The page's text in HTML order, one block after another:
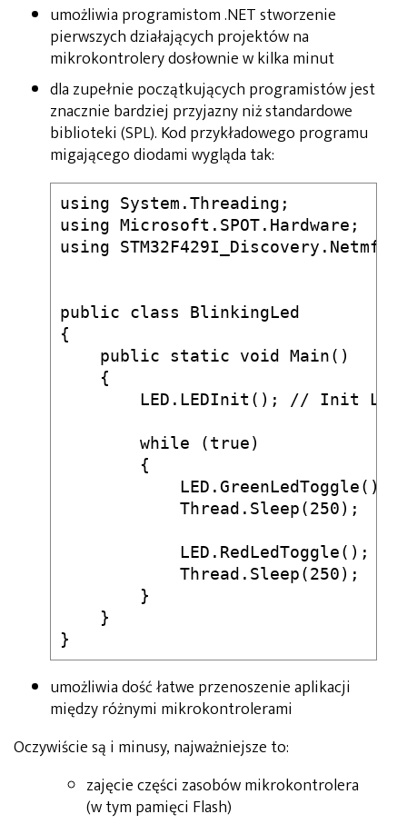
umożliwia programistom .NET stworzenie
pierwszych działających projektów na
mikrokontrolery dosłownie w kilka minut
dla zupełnie początkujących programistów jest
znacznie bardziej przyjazny niż standardowe
biblioteki (SPL). Kod przykładowego programu
migającego diodami wygląda tak:
using System.Threading;
using Microsoft.SPOT.Hardware;
using
public class BlinkingLed
{
    public static void Main()
    {
LED.LEDInit(); // Init LED
        while (true)
        {
LED.GreenLedToggle();
Thread.Sleep(250);
LED.RedLedToggle();
Thread.Sleep(250);
        }
    }
umożliwia dość łatwe przenoszenie aplikacji
między różnymi mikrokontrolerami
Oczywiście są i minusy, najważniejsze to:
zajęcie części zasobów mikrokontrolera
(w tym pamięci Flash)